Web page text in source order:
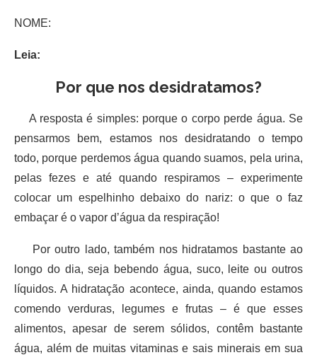
NOME:
Leia:
Por que nos desidratamos?
A resposta é simples: porque o corpo perde água. Se
pensarmos bem, estamos nos desidratando o tempo
todo, porque perdemos água quando suamos, pela urina,
pelas fezes e até quando respiramos – experimente
colocar um espelhinho debaixo do nariz: o que o faz
embaçar é o vapor d’água da respiração!
Por outro lado, também nos hidratamos bastante ao
longo do dia, seja bebendo água, suco, leite ou outros
líquidos. A hidratação acontece, ainda, quando estamos
comendo verduras, legumes e frutas – é que esses
alimentos, apesar de serem sólidos, contêm bastante
água, além de muitas vitaminas e sais minerais em sua